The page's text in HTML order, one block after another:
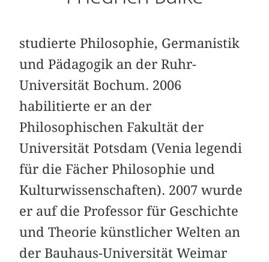
studierte Philosophie, Germanistik
und Pädagogik an der Ruhr-
Universität Bochum. 2006
habilitierte er an der
Philosophischen Fakultät der
Universität Potsdam (Venia legendi
für die Fächer Philosophie und
Kulturwissenschaften). 2007 wurde
er auf die Professor für Geschichte
und Theorie künstlicher Welten an
der Bauhaus-Universität Weimar